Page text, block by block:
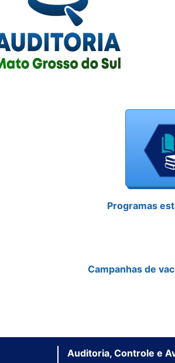
Programas
Campanhas de
Auditoria, Controle e